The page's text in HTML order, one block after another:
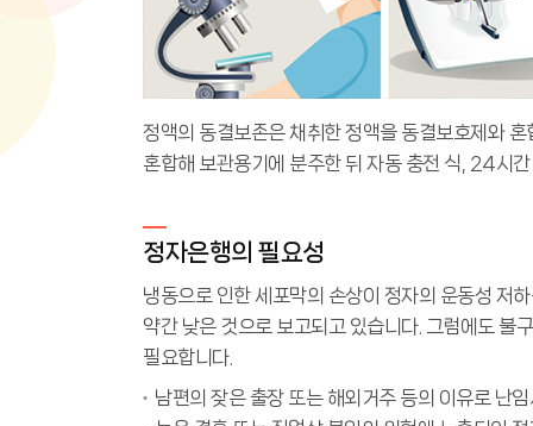
정액의 동결보존은 채취한 정액을 동결보호제와
혼합해 보관용기에 분주한 뒤 자동 충전 식, 24시
정자은행의 필요성
냉동으로 인한 세포막의 손상이 정자의 운동성 저
약간 낮은 것으로 보고되고 있습니다. 그럼에도 불
필요합니다.
남편의 잦은 출장 또는 해외거주 등의 이유로 난